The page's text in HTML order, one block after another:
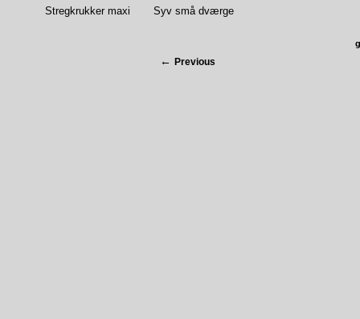
Stregkrukker maxi
Syv små dværge
Previous